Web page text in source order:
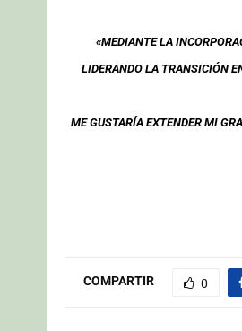
«MEDIANTE LA
LIDERANDO LA TRANSICIÓN
ME GUSTARÍA EXTENDER MI
COMPARTIR 0